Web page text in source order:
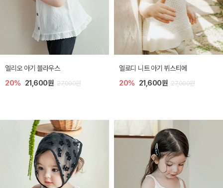
미렐 아기 라운지웨어
10% 28,800원 32,000원
[SIZE ~6Y] 로미나 라운지 셋업
10% 26,100원 29,000원